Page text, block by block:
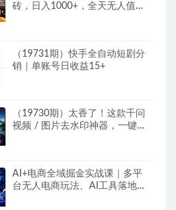
砖，日入1000+，全天无人值
（19731期）快手全自动短剧分
销｜单账号日收益15+
（19730期）太香了！这款千问
视频 / 图片去水印神器，一键搞
AI+电商全域掘金实战课｜多平
台无人电商玩法、AI工具落地、